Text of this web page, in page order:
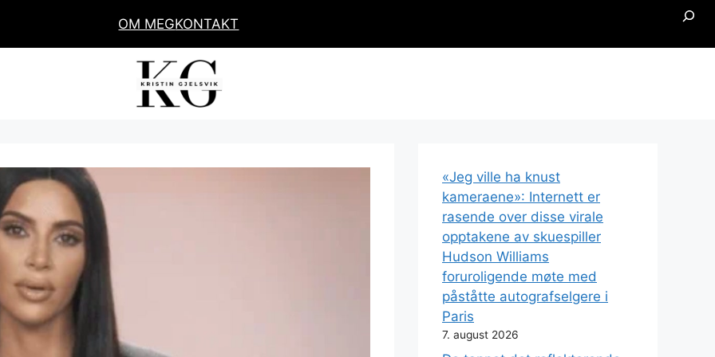
OM MEGKONTAKT
«Jeg ville ha knust
kameraene»: Internett er
rasende over disse virale
opptakene av skuespiller
Hudson Williams
foruroligende møte med
påståtte autografselgere i
Paris
7. august 2026